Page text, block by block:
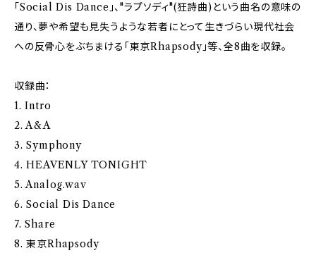
「Social Dis Dance」、"ラプソディ"(狂詩曲)という曲名の意味の
通り、夢や希望も見失うような若者にとって生きづらい現代社会
への反骨心をぶちまける「東京Rhapsody」等、全8曲を収録。
収録曲：
1. Intro
2. A&A
3. Symphony
4. HEAVENLY TONIGHT
5. Analog.wav
6. Social Dis Dance
7. Share
8. 東京Rhapsody